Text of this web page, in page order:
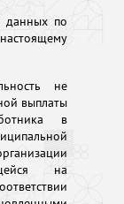
данных по
не
выплаты
в
на